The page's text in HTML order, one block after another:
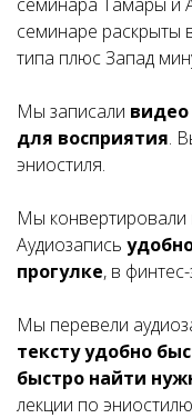
семинаре раскрыты
типа плюс Запад
Мы записали
для восприятия.
эниостиля.
Мы конвертировали
Аудиозапись
прогулке, в
Мы перевели
тексту удобно
быстро найти
лекции по